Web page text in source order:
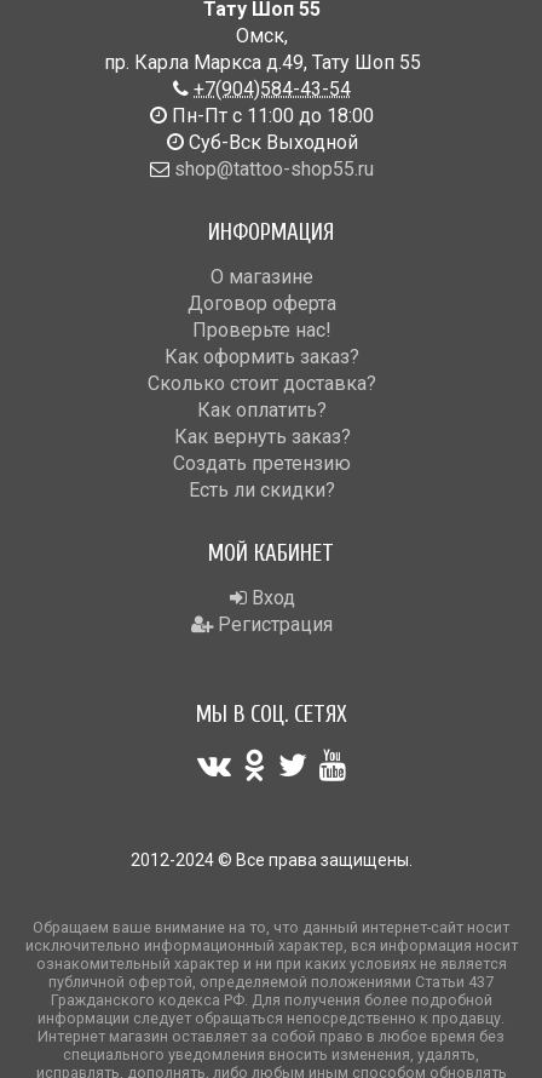
Тату Шоп 55
Омск,
пр. Карла Маркса д.49, Тату Шоп 55
+7(904)584-43-54
Пн-Пт с 11:00 до 18:00
Cуб-Вск Выходной
shop@tattoo-shop55.ru
ИНФОРМАЦИЯ
О магазине
Договор оферта
Проверьте нас!
Как оформить заказ?
Сколько стоит доставка?
Как оплатить?
Как вернуть заказ?
Создать претензию
Есть ли скидки?
МОЙ КАБИНЕТ
Вход
Регистрация
МЫ В СОЦ. СЕТЯХ
2012-2024 © Все права защищены.
Обращаем ваше внимание на то, что данный интернет-сайт носит
исключительно информационный характер, вся информация носит
ознакомительный характер и ни при каких условиях не является
публичной офертой, определяемой положениями Статьи 437
Гражданского кодекса РФ. Для получения более подробной
информации следует обращаться непосредственно к продавцу.
Интернет магазин оставляет за собой право в любое время без
специального уведомления вносить изменения, удалять,
исправлять, дополнять, либо любым иным способом обновлять